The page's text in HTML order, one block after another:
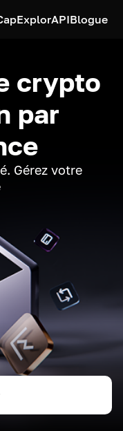
ExplorAPIBlogue
crypto
par
Gérez votre